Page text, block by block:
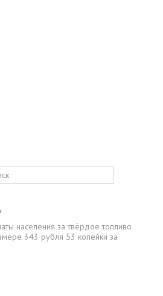
населения за твёрдое топливо
343 рубля 53 копейки за